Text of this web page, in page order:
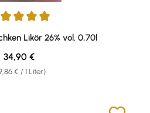
von 5 von 5 Sternen
Likör 26% vol. 0,70l
€ / 1 Liter)
Regulärer Preis:
34,90 €